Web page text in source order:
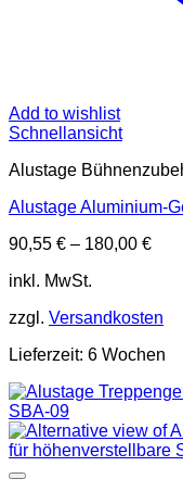
Add to wishlist
Schnellansicht
Alustage
Alustage Aluminium-
90,55 € – 180,00 €
inkl. MwSt.
zzgl. Versandkosten
Lieferzeit: 6 Wochen